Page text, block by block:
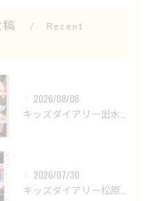
Recent
2026/08/06
キッズダイアリー出水教室です😊
2026/07/30
キッズダイアリー松原教室です‎𖤐 ̖́-‬